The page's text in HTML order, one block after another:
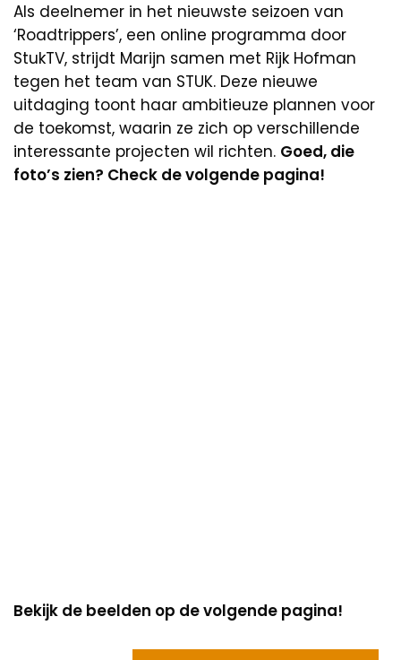
Als deelnemer in het nieuwste seizoen van
‘Roadtrippers’, een online programma door
StukTV, strijdt Marijn samen met Rijk Hofman
tegen het team van STUK. Deze nieuwe
uitdaging toont haar ambitieuze plannen voor
de toekomst, waarin ze zich op verschillende
interessante projecten wil richten. Goed, die
foto’s zien? Check de volgende pagina!
Bekijk de beelden op de volgende pagina!